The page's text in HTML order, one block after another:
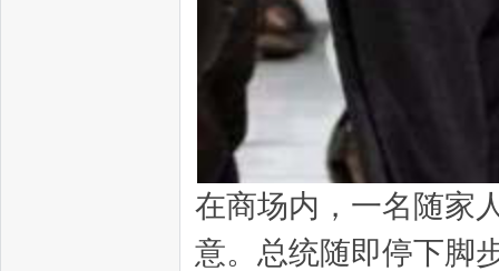
在商场内，一名随家
意。总统随即停下脚